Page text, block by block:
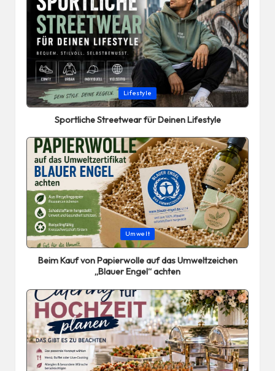
Posted
in
Lifestyle
Sportliche Streetwear für Deinen Lifestyle
Posted
in
Umwelt
Beim Kauf von Papierwolle auf das Umweltzeichen
„Blauer Engel“ achten